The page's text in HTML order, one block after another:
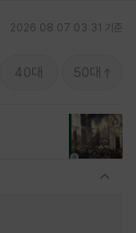
2026.08.07 03:31 기준
40대 50대